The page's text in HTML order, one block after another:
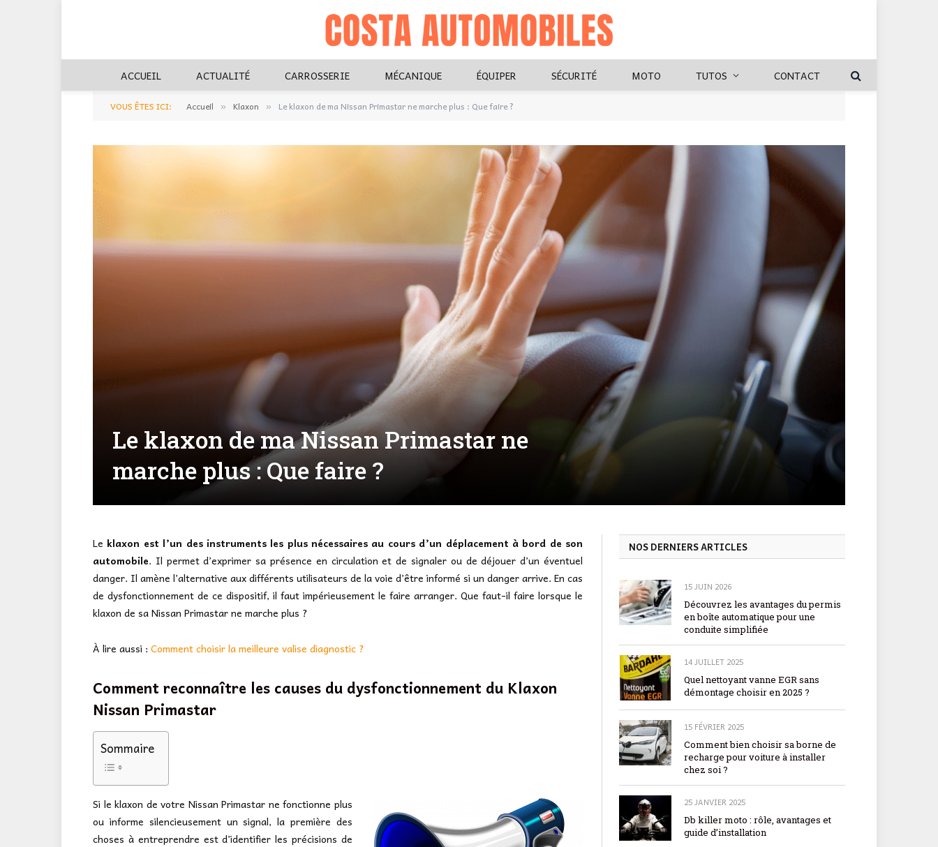
ACCUEIL ACTUALITÉ CARROSSERIE MÉCANIQUE ÉQUIPER SÉCURITÉ MOTO TUTOS CONTACT
VOUS ÊTES ICI: Accueil » Klaxon » Le klaxon de ma Nissan Primastar ne marche plus : Que faire ?
Le klaxon de ma Nissan Primastar ne
marche plus : Que faire ?
Le klaxon est l’un des instruments les plus nécessaires au cours d’un déplacement à bord de son
automobile. Il permet d’exprimer sa présence en circulation et de signaler ou de déjouer d’un éventuel
danger. Il amène l’alternative aux différents utilisateurs de la voie d’être informé si un danger arrive. En cas
de dysfonctionnement de ce dispositif, il faut impérieusement le faire arranger. Que faut-il faire lorsque le
klaxon de sa Nissan Primastar ne marche plus ?
À lire aussi : Comment choisir la meilleure valise diagnostic ?
Comment reconnaître les causes du dysfonctionnement du Klaxon
Nissan Primastar
Sommaire
Si le klaxon de votre Nissan Primastar ne fonctionne plus
ou informe silencieusement un signal, la première des
choses à entreprendre est d’identifier les précisions de
NOS DERNIERS ARTICLES
15 JUIN 2026
Découvrez les avantages du permis
en boîte automatique pour une
conduite simplifiée
14 JUILLET 2025
Quel nettoyant vanne EGR sans
démontage choisir en 2025 ?
15 FÉVRIER 2025
Comment bien choisir sa borne de
recharge pour voiture à installer
chez soi ?
25 JANVIER 2025
Db killer moto : rôle, avantages et
guide d’installation